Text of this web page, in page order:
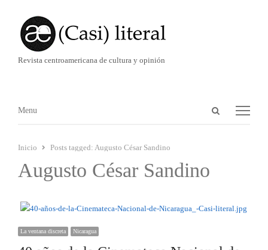
Revista centroamericana de cultura y opinión
Abrir
Menú
Menu
Inicio Posts tagged: Augusto César Sandino
Augusto César Sandino
La ventana discreta Nicaragua